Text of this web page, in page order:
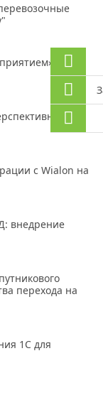
для
с Wialon на
внедрение
перехода на
1С для